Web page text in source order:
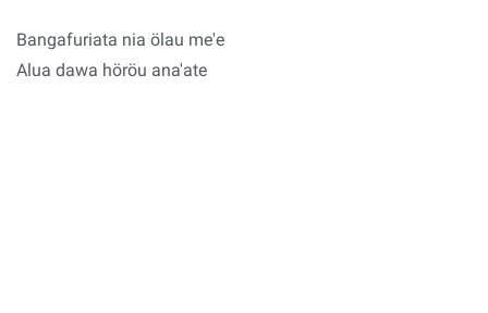
Bangafuriata nia ölau me'e
Alua dawa höröu ana'ate